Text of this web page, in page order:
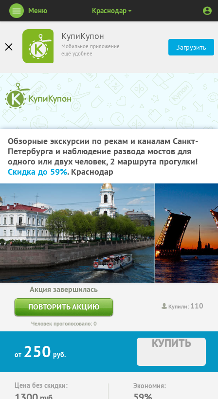
КупиКупон
Мобильное приложение
ещё удобнее
Загрузить
Меню Краснодар
Обзорные экскурсии по рекам и каналам Санкт-
Петербурга и наблюдение развода мостов для
одного или двух человек, 2 маршрута прогулки!
Скидка до 59%. Краснодар
Купили: 110
Акция завершилась
ПОВТОРИТЬ АКЦИЮ
Человек проголосовало: 0
от 250 руб.
КУПИТЬ
Цена без скидки: Экономия: